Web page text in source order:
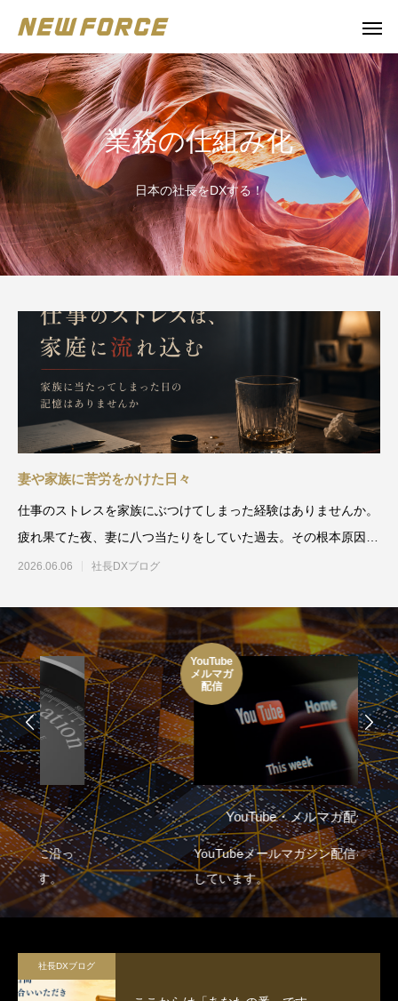
WEBコンテンツ
WEBマーケティング戦略立案
補助金
業務の仕組み化
日本の社長をDXする！
妻や家族に苦労をかけた日々
仕事のストレスを家族にぶつけてしまった経験はありませんか。
疲れ果てた夜、妻に八つ当たりをしていた過去。その根本原因は
仕事の抱え込みにありまし
2026.06.06 社長DXブログ
YouTube
メルマガ
配信
YouTube・メルマガ配信
YouTubeメールマガジン配信を配信
しています。
社長DXブログ